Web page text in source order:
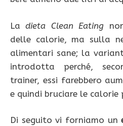
Ladieta Clean Eating
delle calorie, ma sulla
alimentari sane; la
introdotta perché,
trainer, essi farebbero
e quindi bruciare le
Di seguito vi forniamo un